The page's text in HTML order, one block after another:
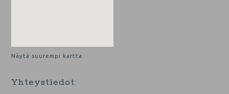
Näytä suurempi kartta
Yhteystiedot: